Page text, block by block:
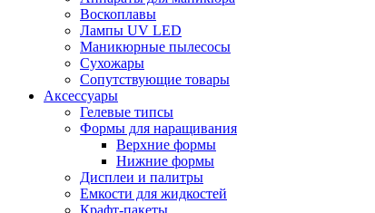
Воскоплавы
Лампы UV LED
Маникюрные пылесосы
Сухожары
Сопутствующие товары
Аксессуары
Гелевые типсы
Формы для наращивания
Верхние формы
Нижние формы
Дисплеи и палитры
Емкости для жидкостей
Крафт-пакеты